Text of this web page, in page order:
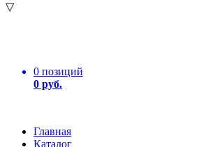
▽
0 позиций
0 руб.
Главная
Каталог